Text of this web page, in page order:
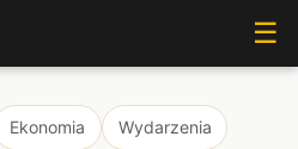
☰
Ekonomia Wydarzenia